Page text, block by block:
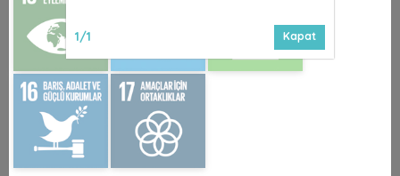
1/1 Kapat